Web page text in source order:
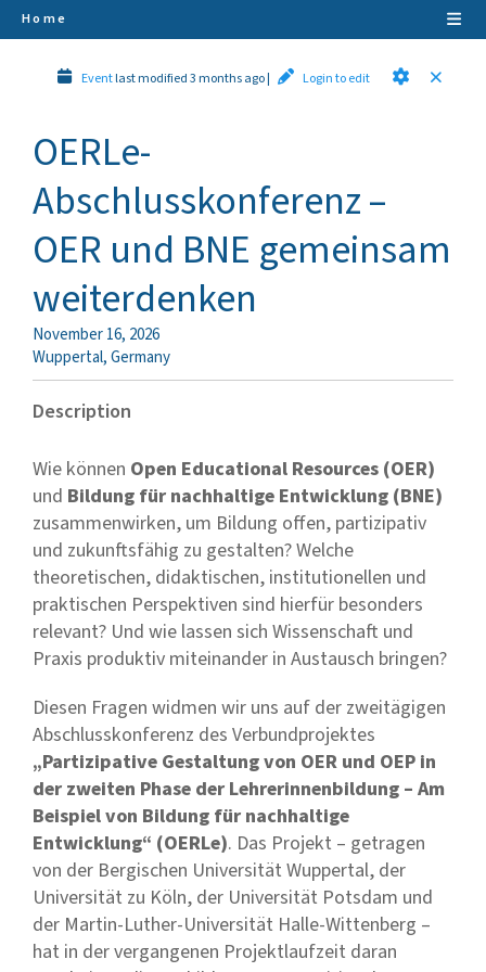
Home
Eventlast modified 3 months ago| Login to edit
OERLe-
Abschlusskonferenz –
OER und BNE gemeinsam
weiterdenken
November 16, 2026
Wuppertal,Germany
Description
Wie können Open Educational Resources (OER)
und Bildung für nachhaltige Entwicklung (BNE)
zusammenwirken, um Bildung offen, partizipativ
und zukunftsfähig zu gestalten? Welche
theoretischen, didaktischen, institutionellen und
praktischen Perspektiven sind hierfür besonders
relevant? Und wie lassen sich Wissenschaft und
Praxis produktiv miteinander in Austausch bringen?
Diesen Fragen widmen wir uns auf der zweitägigen
Abschlusskonferenz des Verbundprojektes
„Partizipative Gestaltung von OER und OEP in
der zweiten Phase der Lehrerinnenbildung – Am
Beispiel von Bildung für nachhaltige
Entwicklung“ (OERLe). Das Projekt – getragen
von der Bergischen Universität Wuppertal, der
Universität zu Köln, der Universität Potsdam und
der Martin-Luther-Universität Halle-Wittenberg –
hat in der vergangenen Projektlaufzeit daran